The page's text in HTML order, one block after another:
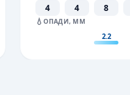
4 4 8
💧ОПАДИ, ММ
2.2